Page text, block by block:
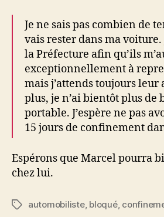
Je ne sais pas combien de
vais rester dans ma voiture.
la Préfecture afin qu’ils
exceptionnellement à
mais j’attends toujours leur
plus, je n’ai bientôt plus de
portable. J’espère ne pas
15 jours de confinement
Espérons que Marcel pourra
chez lui.
Étiquettes
automobiliste, bloqué,